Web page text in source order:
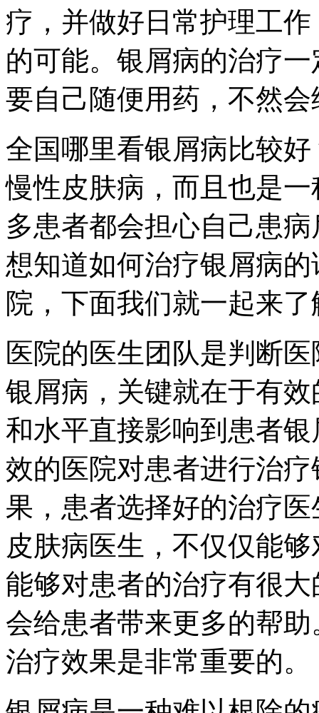
疗，并做好日常护理工
的可能。银屑病的治疗
要自己随便用药，不然
全国哪里看银屑病比较
慢性皮肤病，而且也是
多患者都会担心自己患
想知道如何治疗银屑病
院，下面我们就一起来
医院的医生团队是判断
银屑病，关键就在于有
和水平直接影响到患者
效的医院对患者进行治
果，患者选择好的治疗
皮肤病医生，不仅仅能
能够对患者的治疗有很
会给患者带来更多的帮
治疗效果是非常重要的。